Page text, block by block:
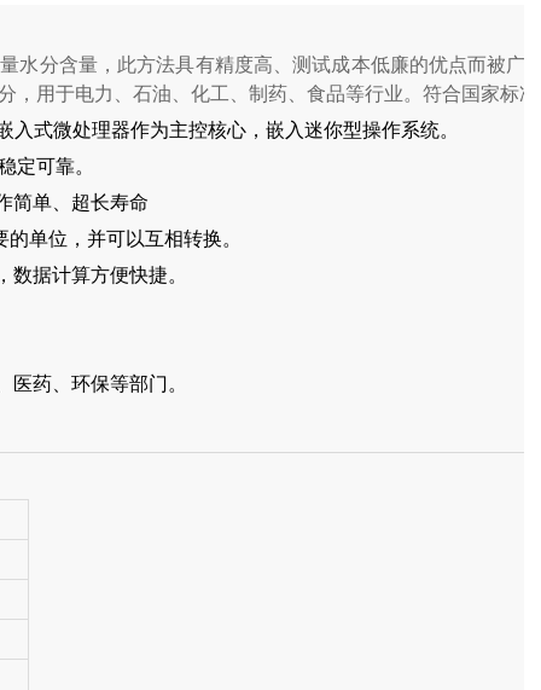
水分含量，此方法具有精度高、测试成本低廉的优点而被
，用于电力、石油、化工、制药、食品等行业。符合国家标
入式微处理器作为主控核心，嵌入迷你型操作系统。
定可靠。
简单、超长寿命
单位，并可以互相转换。
据计算方便快捷。
药、环保等部门。